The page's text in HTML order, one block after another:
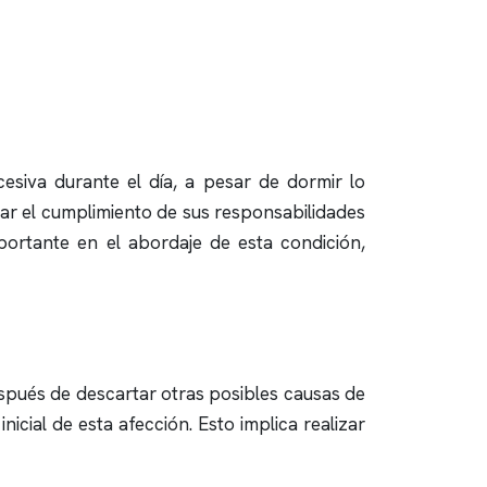
durante el día, a pesar de dormir lo
el cumplimiento de sus responsabilidades
en el abordaje de esta condición,
de descartar otras posibles causas de
de esta afección. Esto implica realizar